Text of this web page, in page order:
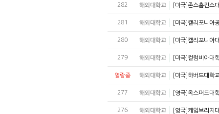
282 해외대학교 [미국]존스홉킨스
281 해외대학교 [미국]캘리포니아
280 해외대학교 [미국]캘리포니아
279 해외대학교 [미국]컬럼비아대
열람중 해외대학교 [미국]하버드대학
277 해외대학교 [영국]옥스퍼드대
276 해외대학교 [영국]케임브리지